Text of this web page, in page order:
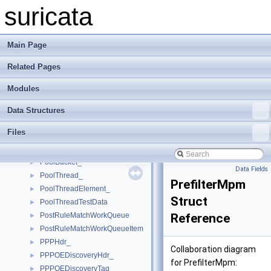
suricata
Main Page
Related Pages
Modules
Data Structures
Files
► PendingFile_
► PktPoolLockedStack_
► PktProfiling_
► PktProfilingAppData_
► PktProfilingLoggerData_
► PktProfilingTmmData_
► PoolBucket_
► PoolThread_
► PoolThreadElement_
► PoolThreadTestData
► PostRuleMatchWorkQueue
► PostRuleMatchWorkQueueItem
► PPPHdr_
► PPPOEDiscoveryHdr_
► PPPOEDiscoveryTag_
Data Fields
PrefilterMpm
Struct
Reference
Collaboration diagram
for PrefilterMpm: